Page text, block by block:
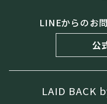
LINEからのお
公
LAID BACK